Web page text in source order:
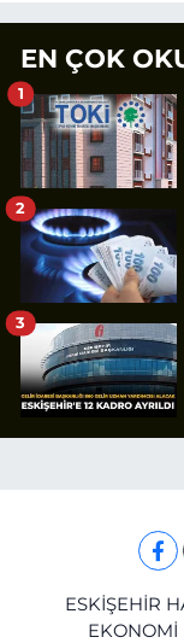
EN ÇOK
1
2
3
ESKİŞEHİR
EKONOMİ